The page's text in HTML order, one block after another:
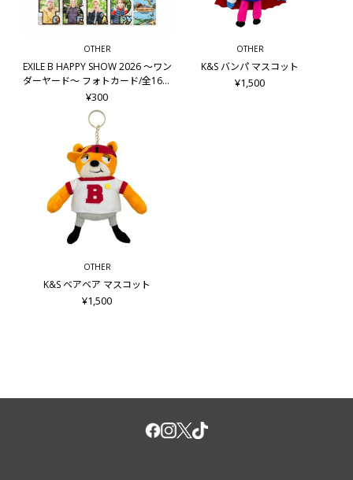
OTHER
EXILE B HAPPY SHOW 2026 ～ワン
ダーヤード～ フォトカード/全16種
＋シークレット8種
¥300
OTHER
K&S バンパ マスコット
¥1,500
OTHER
K&S ベアベア マスコット
¥1,500